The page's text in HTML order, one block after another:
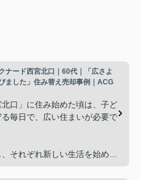
ナード西宮北口｜60代｜「広さよ
ました」住み替え売却事例｜ACG
北口」に住み始めた頃は、子ど
毎日で、広い住まいが必要で
それぞれ新しい生活を始める